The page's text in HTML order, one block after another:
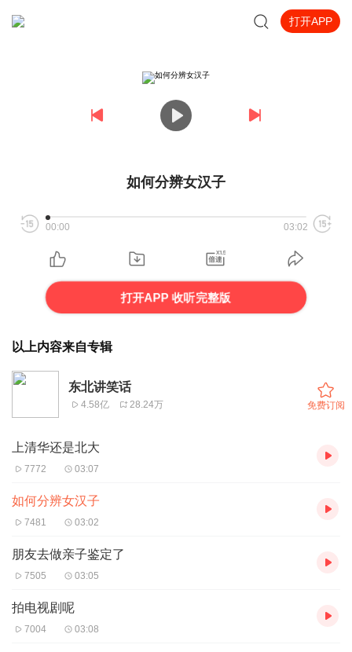
打开APP
如何分辨女汉子
00:00 03:02
打开APP 收听完整版
以上内容来自专辑
东北讲笑话
4.58亿 28.24万 免费订阅
上清华还是北大
7772 03:07
如何分辨女汉子
7481 03:02
朋友去做亲子鉴定了
7505 03:05
拍电视剧呢
7004 03:08